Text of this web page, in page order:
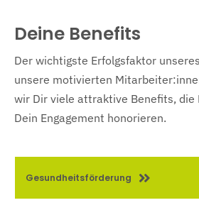
Deine Benefits
Der wichtigste Erfolgsfaktor
unsere motivierten
wir Dir viele attraktive Benefits, die
Dein Engagement honorieren.
Gesundheitsförderung